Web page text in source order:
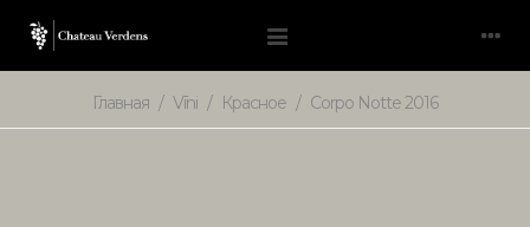
Главная / Vīni / Красное / Corpo Notte 2016